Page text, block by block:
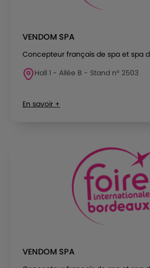
VENDOM SPA
Concepteur français de spa et spa
Hall 1 - Allée B - Stand n° 2503
En savoir +
VENDOM SPA